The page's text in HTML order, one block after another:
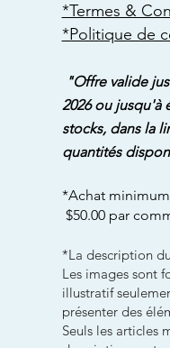
*Termes &
*Politique de
"Offre valide
2026 ou jusqu'à
stocks, dans la
quantités
*Achat
$50.00 par
*La description
Les images sont
illustratif
présenter des
Seuls les articles